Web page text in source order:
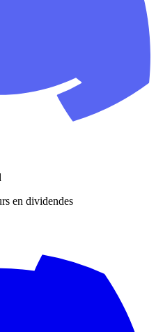
en dividendes